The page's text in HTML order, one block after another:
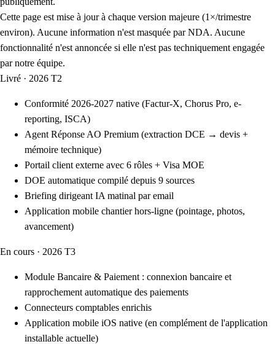
Cette page est mise à jour à chaque version majeure (1×/trimestre
environ). Aucune information n'est masquée par NDA. Aucune
fonctionnalité n'est annoncée si elle n'est pas techniquement engagée
par notre équipe.
Livré · 2026 T2
Conformité 2026-2027 native (Factur-X, Chorus Pro, e-
reporting, ISCA)
Agent Réponse AO Premium (extraction DCE → devis +
mémoire technique)
Portail client externe avec 6 rôles + Visa MOE
DOE automatique compilé depuis 9 sources
Briefing dirigeant IA matinal par email
Application mobile chantier hors-ligne (pointage, photos,
avancement)
En cours · 2026 T3
Module Bancaire & Paiement : connexion bancaire et
rapprochement automatique des paiements
Connecteurs comptables enrichis
Application mobile iOS native (en complément de l'application
installable actuelle)